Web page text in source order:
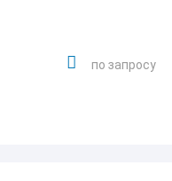
по запросу